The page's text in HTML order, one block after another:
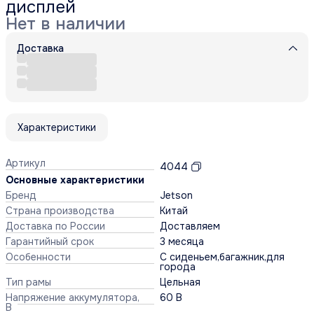
дисплей
Нет в наличии
Доставка
Характеристики
Артикул
4044
Основные характеристики
Бренд
Jetson
Страна производства
Китай
Доставка по России
Доставляем
Гарантийный срок
3 месяца
Особенности
С сиденьем,багажник,для
города
Тип рамы
Цельная
Напряжение аккумулятора,
В
60 В